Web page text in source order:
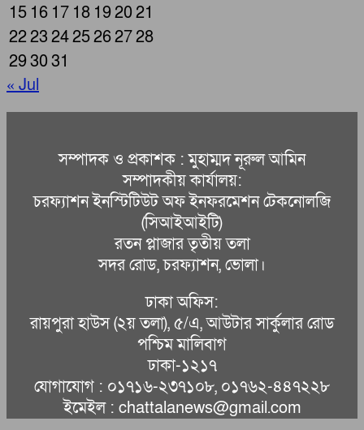
15 16 17 18 192021
22232425262728
293031
« Jul
সম্পাদক ও প্রকাশক : মুহাম্মদ নূরুল আমিন
সম্পাদকীয় কার্যালয়:
চরফ্যাশন ইনস্টিটিউট অফ ইনফরমেশন টেকনোলজি
(সিআইআইটি)
রতন প্লাজার তৃতীয় তলা
সদর রোড, চরফ্যাশন, ভোলা।
ঢাকা অফিস:
রায়পুরা হাউস (২য় তলা), ৫/এ, আউটার সার্কুলার রোড
পশ্চিম মালিবাগ
ঢাকা-১২১৭
যোগাযোগ : ০১৭১৬-২৩৭১০৮, ০১৭৬২-৪৪৭২২৮
ইমেইল : chattalanews@gmail.com